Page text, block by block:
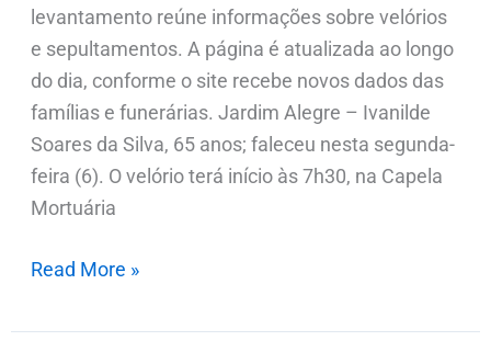
levantamento reúne informações sobre velórios
e sepultamentos. A página é atualizada ao longo
do dia, conforme o site recebe novos dados das
famílias e funerárias. Jardim Alegre – Ivanilde
Soares da Silva, 65 anos; faleceu nesta segunda-
feira (6). O velório terá início às 7h30, na Capela
Mortuária
Read More »